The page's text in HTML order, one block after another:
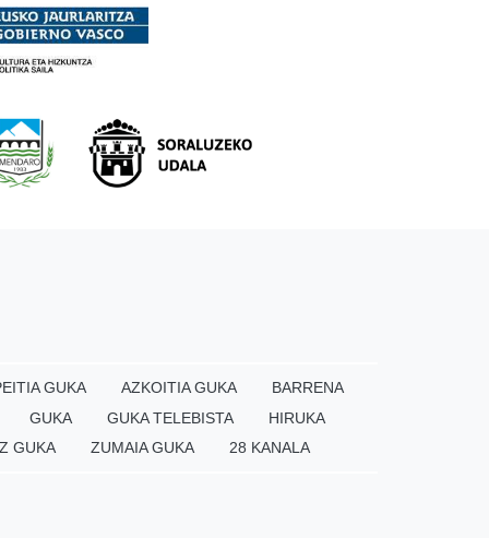
GUKA AZKOITIA GUKA
BARRENA
GUKA
GUKA TELEBISTA
HIRUKA
GUKA
ZUMAIA GUKA 28 KANALA